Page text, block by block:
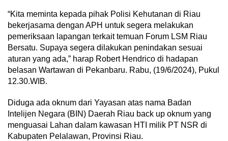
“Kita meminta kepada pihak Polisi Kehutanan di Riau
bekerjasama dengan APH untuk segera melakukan
pemeriksaan lapangan terkait temuan Forum LSM Riau
Bersatu. Supaya segera dilakukan penindakan sesuai
aturan yang ada,” harap Robert Hendrico di hadapan
belasan Wartawan di Pekanbaru. Rabu, (19/6/2024), Pukul
12.30.WIB.
Diduga ada oknum dari Yayasan atas nama Badan
Intelijen Negara (BIN) Daerah Riau back up oknum yang
menguasai Lahan dalam kawasan HTI milik PT NSR di
Kabupaten Pelalawan, Provinsi Riau.